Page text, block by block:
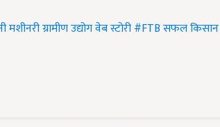
मशीनरीग्रामीण उद्योगवेब स्टोरी#FTBसफल किसान